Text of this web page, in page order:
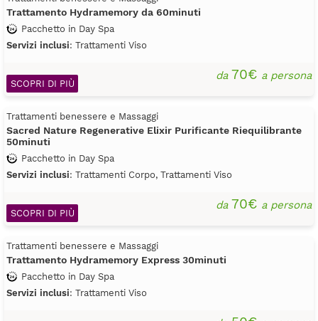
Trattamento Hydramemory da 60minuti
Pacchetto in Day Spa
Servizi inclusi: Trattamenti Viso
da70€ a persona
SCOPRI DI PIÙ
Trattamenti benessere e Massaggi
Sacred Nature Regenerative Elixir Purificante Riequilibrante
50minuti
Pacchetto in Day Spa
Servizi inclusi: Trattamenti Corpo, Trattamenti Viso
da70€ a persona
SCOPRI DI PIÙ
Trattamenti benessere e Massaggi
Trattamento Hydramemory Express 30minuti
Pacchetto in Day Spa
Servizi inclusi: Trattamenti Viso